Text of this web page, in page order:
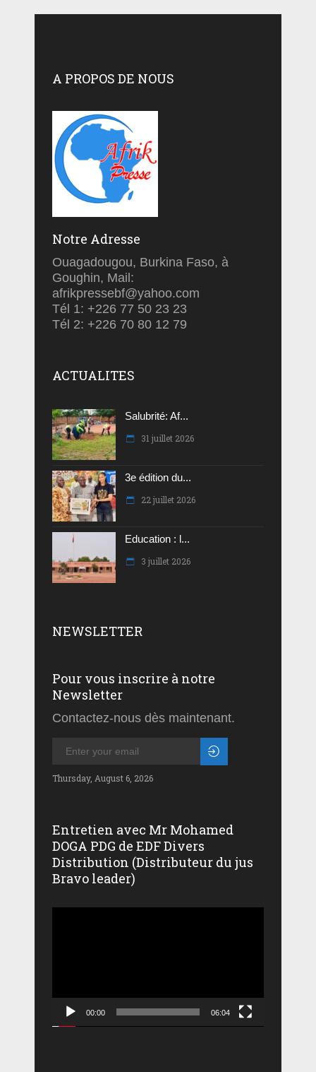
A PROPOS DE NOUS
Notre Adresse
Ouagadougou, Burkina Faso, à
Goughin, Mail:
afrikpressebf@yahoo.com
Tél 1: +226 77 50 23 23
Tél 2: +226 70 80 12 79
ACTUALITES
Salubrité: Af...
31 juillet 2026
3e édition du...
22 juillet 2026
Education : l...
3 juillet 2026
NEWSLETTER
Pour vous inscrire à notre
Newsletter
Contactez-nous dès maintenant.
Thursday, August 6, 2026
Entretien avec Mr Mohamed
DOGA PDG de EDF Divers
Distribution (Distributeur du jus
Bravo leader)
00:00 06:04